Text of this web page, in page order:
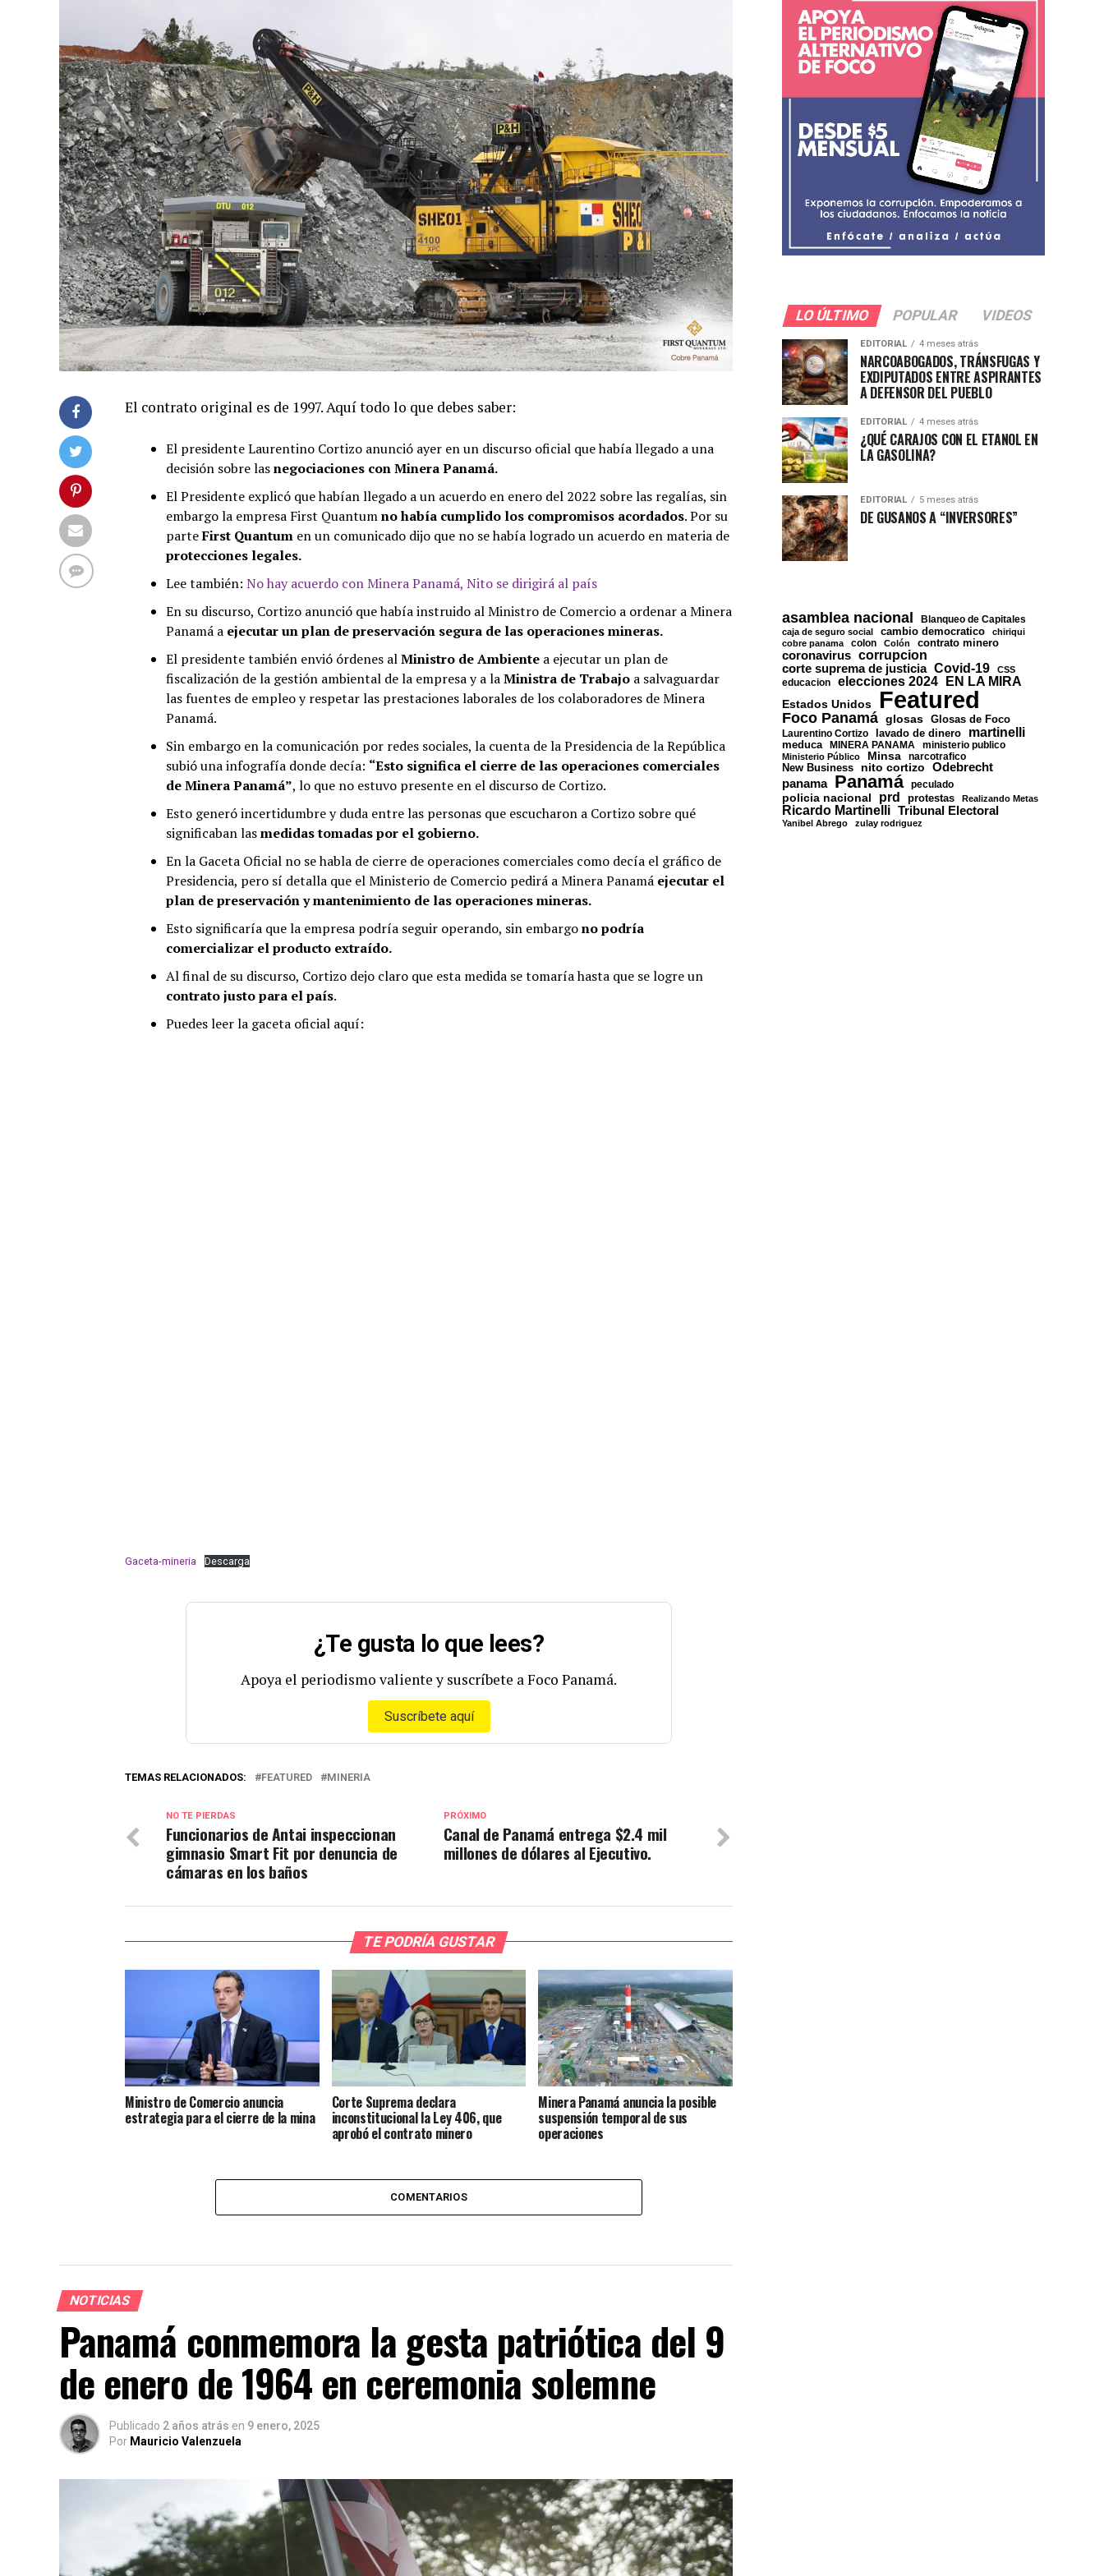
El contrato original es de 1997. Aquí todo lo que debes saber:
El presidente Laurentino Cortizo anunció ayer en un discurso oficial que había llegado a una
decisión sobre lasnegociaciones con Minera Panamá.
El Presidente explicó que habían llegado a un acuerdo en enero del 2022 sobre las regalías, sin
embargo la empresa First Quantumno había cumplido los compromisos acordados. Por su
parteFirst Quantum en un comunicado dijo que no se había logrado un acuerdo en materia de
protecciones legales.
Lee también: No hay acuerdo con Minera Panamá, Nito se dirigirá al país
En su discurso, Cortizo anunció que había instruido al Ministro de Comercio a ordenar a Minera
Panamá a ejecutar un plan de preservación segura de las operaciones mineras.
El presidente también envió órdenes alMinistro de Ambiente a ejecutar un plan de
fiscalización de la gestión ambiental de la empresa y a laMinistra de Trabajo a salvaguardar
las fuentes de empleo y respetar las prestaciones laborales de los colaboradores de Minera
Panamá.
Sin embargo en la comunicación por redes sociales, la cuenta de la Presidencia de la República
subió una infografía donde decía: “Esto significa el cierre de las operaciones comerciales
de Minera Panamá”, lo que no estuvo presente en el discurso de Cortizo.
Esto generó incertidumbre y duda entre las personas que escucharon a Cortizo sobre qué
significaban lasmedidas tomadas por el gobierno.
En la Gaceta Oficial no se habla de cierre de operaciones comerciales como decía el gráfico de
Presidencia, pero sí detalla que el Ministerio de Comercio pedirá a Minera Panamá ejecutar el
plan de preservación y mantenimiento de las operaciones mineras.
Esto significaría que la empresa podría seguir operando, sin embargono podría
comercializar el producto extraído.
Al final de su discurso, Cortizo dejo claro que esta medida se tomaría hasta que se logre un
contrato justo para el país.
Puedes leer la gaceta oficial aquí:
Gaceta-mineria Descarga
¿Te gusta lo que lees?
Apoya el periodismo valiente y suscríbete a Foco Panamá.
Suscríbete aquí
TEMAS RELACIONADOS: FEATURED MINERIA
PRÓXIMO
Canal de Panamá entrega $2.4 mil
millones de dólares al Ejecutivo.
NO TE PIERDAS
Funcionarios de Antai inspeccionan
gimnasio Smart Fit por denuncia de
cámaras en los baños
TE PODRÍA GUSTAR
Ministro de Comercio anuncia
estrategia para el cierre de la mina
Corte Suprema declara
inconstitucional la Ley 406, que
aprobó el contrato minero
Minera Panamá anuncia la posible
suspensión temporal de sus
operaciones
COMENTARIOS
NOTICIAS
Panamá conmemora la gesta patriótica del 9
de enero de 1964 en ceremonia solemne
Publicado 2 años atrás en 9 enero, 2025
Por Mauricio Valenzuela
LO ÚLTIMO POPULAR VIDEOS
EDITORIAL 4 meses atrás
NARCOABOGADOS, TRÁNSFUGAS Y
EXDIPUTADOS ENTRE ASPIRANTES
A DEFENSOR DEL PUEBLO
EDITORIAL 4 meses atrás
¿QUÉ CARAJOS CON EL ETANOL EN
LA GASOLINA?
EDITORIAL 5 meses atrás
DE GUSANOS A “INVERSORES”
asamblea nacional Blanqueo de Capitales
caja de seguro social cambio democratico
chiriqui
cobre panama
colon Colón contrato minero
coronavirus corrupcion
corte suprema de justicia Covid-19 CSS
educacion elecciones 2024 EN LA MIRA
Estados Unidos Featured
Foco Panamá glosas Glosas de Foco
Laurentino Cortizo lavado de dinero martinelli
meduca MINERA PANAMA ministerio publico
Ministerio Público Minsa
narcotrafico
New Business
nito cortizo Odebrecht
panama Panamá peculado
policia nacional prd protestas Realizando Metas
Ricardo Martinelli Tribunal Electoral
Yanibel Abrego zulay rodriguez